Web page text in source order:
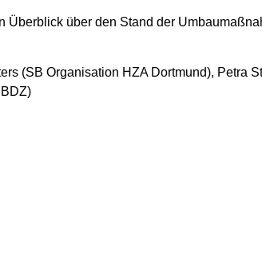
Überblick über den Stand der
(SB Organisation HZA Dortmund), Petra